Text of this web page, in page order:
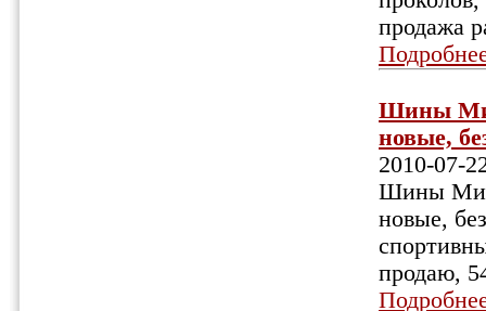
продажа
Шины
новые,
2010-07-
Шины
новые,
продаю,